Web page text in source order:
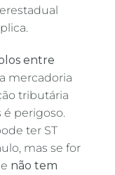
entre
mercadoria
tributária
é perigoso.
ter ST
mas se for
não tem